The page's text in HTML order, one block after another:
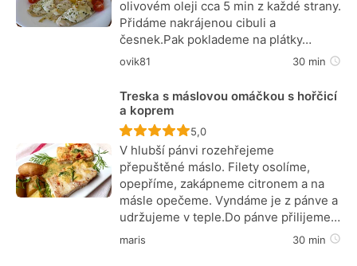
olivovém oleji cca 5 min z každé strany.
Přidáme nakrájenou cibuli a
česnek.Pak poklademe na plátky…
ovik81 30 min
Treska s máslovou omáčkou s hořčicí
a koprem
Recept ještě nebyl hodnocen
5,0
V hlubší pánvi rozehřejeme
přepuštěné máslo. Filety osolíme,
opepříme, zakápneme citronem a na
másle opečeme. Vyndáme je z pánve a
udržujeme v teple.Do pánve přilijeme…
maris 30 min